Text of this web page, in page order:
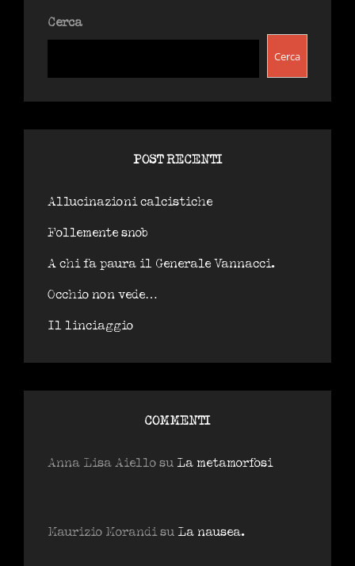
Cerca
Cerca
POST RECENTI
Allucinazioni calcistiche
Follemente snob
A chi fa paura il Generale Vannacci.
Occhio non vede…
Il linciaggio
COMMENTI
Anna Lisa Aiello su La metamorfosi
Maurizio Morandisu La nausea.